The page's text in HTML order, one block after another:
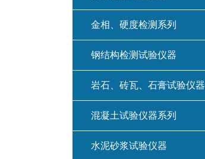
金相、硬度检测系列
钢结构检测试验仪器
岩石、砖瓦、石膏试验仪器
混凝土试验仪器系列
水泥砂浆试验仪器